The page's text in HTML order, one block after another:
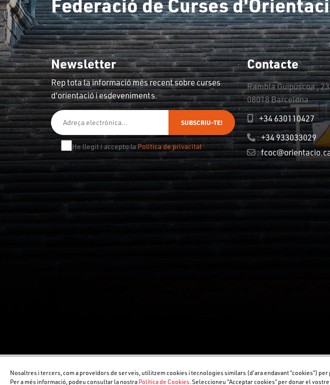
Newsletter
Rep tota la informació més recent sobre curses
d'orientació i esdeveniments.
SUBSCRIU-TE!
He llegit i accepto la Política de privacitat
Contacte
Rambla Guipúscoa ,
08018 Barcelona
:+34 630110427
:+34 933033029
:
Nosaltres i tercers, com a proveïdors de serveis, utilitzem cookies i tecnologies similars (d'ara endavant “cookies”)
Per a més informació, podeu consultar la nostra Política de Cookies. Seleccioneu “Acceptar cookies” per donar el